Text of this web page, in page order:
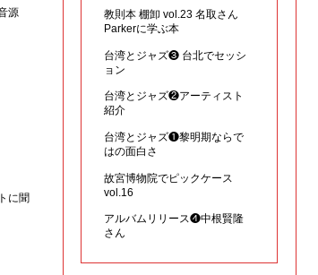
源
に聞
教則本 棚卸 vol.23 名取さん
Parkerに学ぶ本
台湾とジャズ❸ 台北でセッシ
ョン
台湾とジャズ❷アーティスト
紹介
台湾とジャズ❶黎明期ならで
はの面白さ
故宮博物院でピックケース
vol.16
アルバムリリース❹中根賢隆
さん